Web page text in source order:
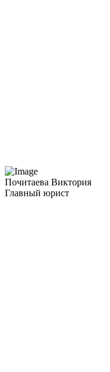
Почитаева Виктория
Главный юрист